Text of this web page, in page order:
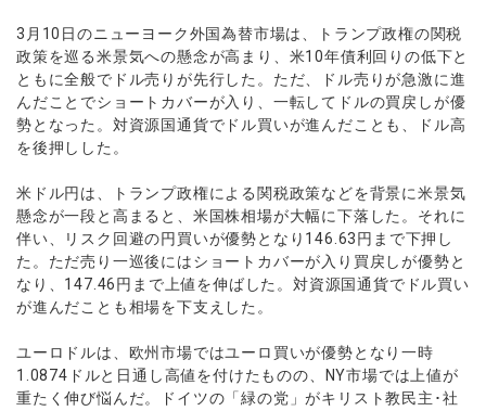
貴金属CFD
ソフトコモディティCFD
NEW
バトルCFD
取引時間
取引計算シミュレーター
注文執行ポリシー
経済指標・予測カレンダー
休眠口座と凍結口座
AXIORYポータル
ストライク インジケータ
MQLシグナル
NEW
通貨インデックス
マーケットニュース
コーポレートニュース
キャンペーン
トレードガイド
会社概要
役員紹介
お問合せ
よくあるご質問
日本語
عربى
English
Español
ไทย
Tiếng Việt
口座開設する
法人のお客様はこちら
3月10日のニューヨーク外国為替市場は、トランプ政権の関税
政策を巡る米景気への懸念が高まり、米10年債利回りの低下と
ともに全般でドル売りが先行した。ただ、ドル売りが急激に進
んだことでショートカバーが入り、一転してドルの買戻しが優
勢となった。対資源国通貨でドル買いが進んだことも、ドル高
を後押しした。
米ドル円は、トランプ政権による関税政策などを背景に米景気
懸念が一段と高まると、米国株相場が大幅に下落した。それに
伴い、リスク回避の円買いが優勢となり146.63円まで下押し
た。ただ売り一巡後にはショートカバーが入り買戻しが優勢と
なり、147.46円まで上値を伸ばした。対資源国通貨でドル買い
が進んだことも相場を下支えした。
ユーロドルは、欧州市場ではユーロ買いが優勢となり一時
1.0874ドルと日通し高値を付けたものの、NY市場では上値が
重たく伸び悩んだ。ドイツの「緑の党」がキリスト教民主･社